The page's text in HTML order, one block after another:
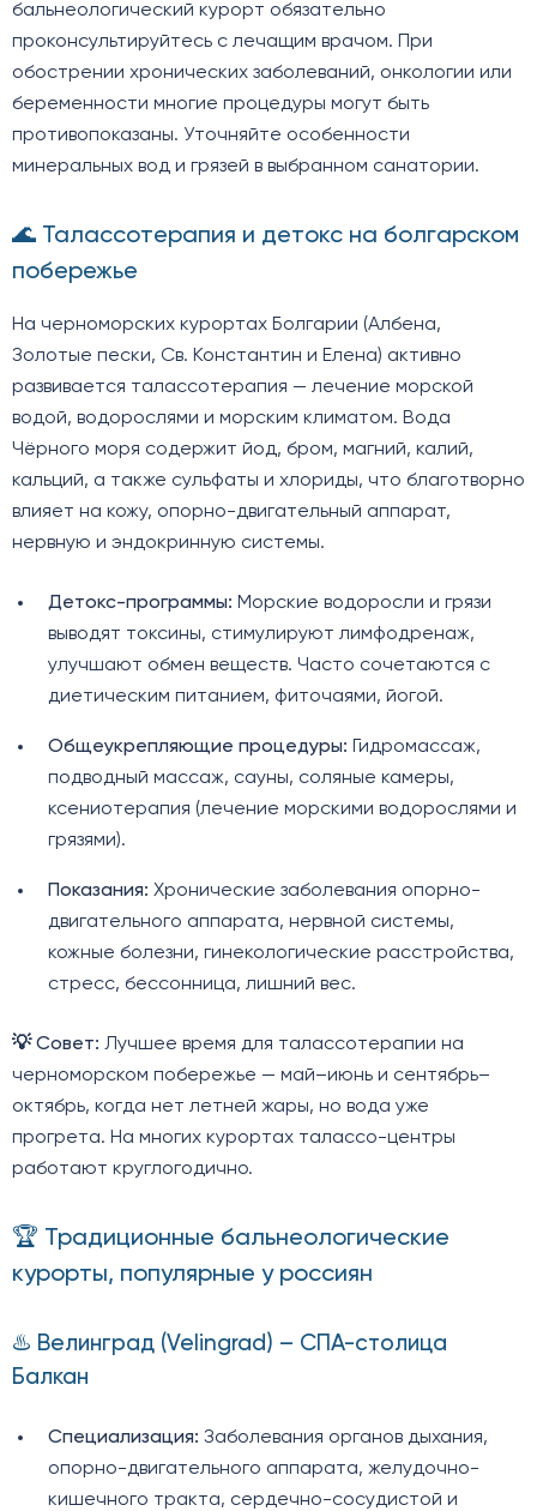
бальнеологический курорт обязательно
проконсультируйтесь с лечащим врачом. При
обострении хронических заболеваний, онкологии или
беременности многие процедуры могут быть
противопоказаны. Уточняйте особенности
минеральных вод и грязей в выбранном санатории.
🌊 Талассотерапия и детокс на болгарском
побережье
На черноморских курортах Болгарии (Албена,
Золотые пески, Св. Константин и Елена) активно
развивается талассотерапия — лечение морской
водой, водорослями и морским климатом. Вода
Чёрного моря содержит йод, бром, магний, калий,
кальций, а также сульфаты и хлориды, что благотворно
влияет на кожу, опорно-двигательный аппарат,
нервную и эндокринную системы.
Детокс-программы: Морские водоросли и грязи
выводят токсины, стимулируют лимфодренаж,
улучшают обмен веществ. Часто сочетаются с
диетическим питанием, фиточаями, йогой.
Общеукрепляющие процедуры: Гидромассаж,
подводный массаж, сауны, соляные камеры,
ксениотерапия (лечение морскими водорослями и
грязями).
Показания: Хронические заболевания опорно-
двигательного аппарата, нервной системы,
кожные болезни, гинекологические расстройства,
стресс, бессонница, лишний вес.
💡 Совет: Лучшее время для талассотерапии на
черноморском побережье — май–июнь и сентябрь–
октябрь, когда нет летней жары, но вода уже
прогрета. На многих курортах талассо-центры
работают круглогодично.
🏆 Традиционные бальнеологические
курорты, популярные у россиян
♨️ Велинград (Velingrad) – СПА-столица
Балкан
Специализация: Заболевания органов дыхания,
опорно-двигательного аппарата, желудочно-
кишечного тракта, сердечно-сосудистой и